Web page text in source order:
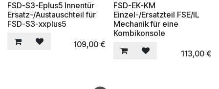
FSD-S3-Eplus5 Innentür
Ersatz-/Austauschteil für
FSD-S3-xxplus5
109,00€
FSD-EK-KM
Einzel-/Ersatzteil FSE/IL
Mechanik für eine
Kombikonsole
113,00€